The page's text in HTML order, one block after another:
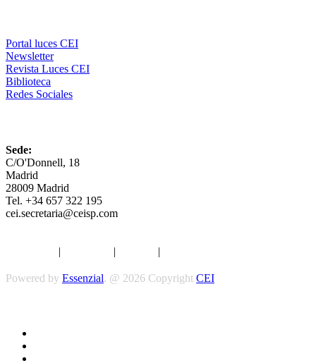
Portal luces CEI
Newsletter
Revista Luces CEI
Biblioteca
Redes Sociales
Sede:
C/O'Donnell, 18
Madrid
28009 Madrid
Tel. +34 657 322 195
cei.secretaria@ceisp.com
| | |
Powered by Essenzial. @ 2026 Copyright CEI